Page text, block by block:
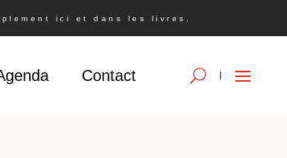
ici et dans les livres.
Contact